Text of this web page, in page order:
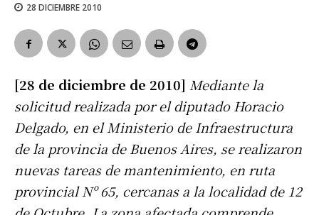
28 DICIEMBRE 2010
[28 de diciembre de 2010] Mediante la
solicitud realizada por el diputado Horacio
Delgado, en el Ministerio de Infraestructura
de la provincia de Buenos Aires, se realizaron
nuevas tareas de mantenimiento, en ruta
provincial Nº 65, cercanas a la localidad de 12